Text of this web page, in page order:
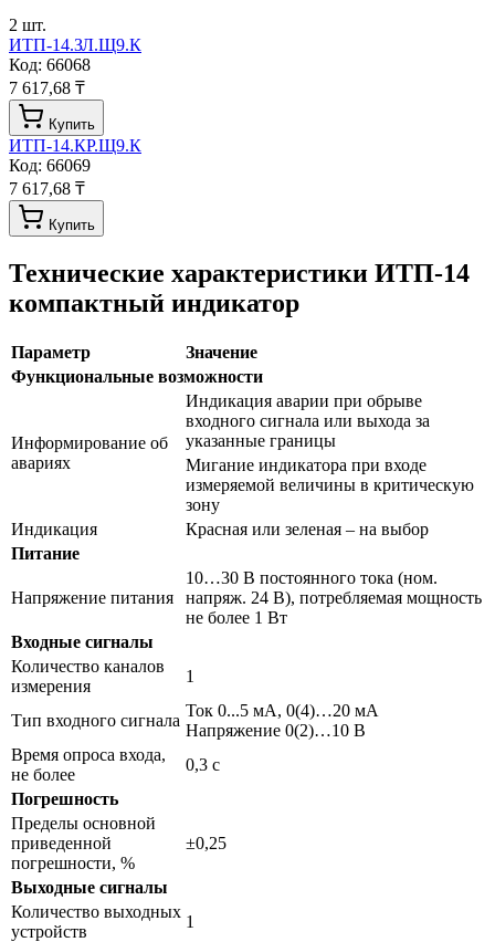
2 шт.
ИТП-14.ЗЛ.Щ9.К
Код: 66068
7 617,68 ₸
Купить
ИТП-14.КР.Щ9.К
Код: 66069
7 617,68 ₸
Купить
Технические характеристики ИТП-14
компактный индикатор
Параметр
Значение
Функциональные возможности
Информирование об
авариях
Индикация аварии при обрыве
входного сигнала или выхода за
указанные границы
Мигание индикатора при входе
измеряемой величины в критическую
зону
Индикация
Красная или зеленая – на выбор
Питание
Напряжение питания
10…30 В постоянного тока (ном.
напряж. 24 В), потребляемая мощность
не более 1 Вт
Входные сигналы
Количество каналов
измерения
1
Тип входного сигнала
Ток 0...5 мА, 0(4)…20 мА
Напряжение 0(2)…10 В
Время опроса входа,
не более
0,3 с
Погрешность
Пределы основной
приведенной
погрешности, %
±0,25
Выходные сигналы
Количество выходных
устройств
1